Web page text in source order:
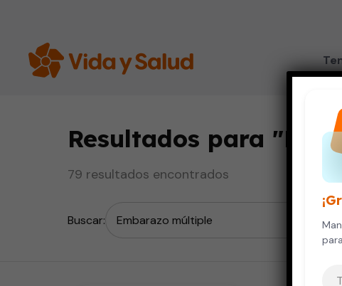
Resultados para "
79 resultados encontrados
Buscar: